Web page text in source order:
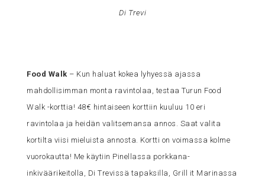
Di Trevi
Food Walk – Kun haluat kokea lyhyessä ajassa
mahdollisimman monta ravintolaa, testaa Turun Food
Walk -korttia! 48€ hintaiseen korttiin kuuluu 10 eri
ravintolaa ja heidän valitsemansa annos. Saat valita
kortilta viisi mieluista annosta. Kortti on voimassa kolme
vuorokautta! Me käytiin Pinellassa porkkana-
inkiväärikeitolla, Di Trevissä tapaksilla, Grill it Marinassa